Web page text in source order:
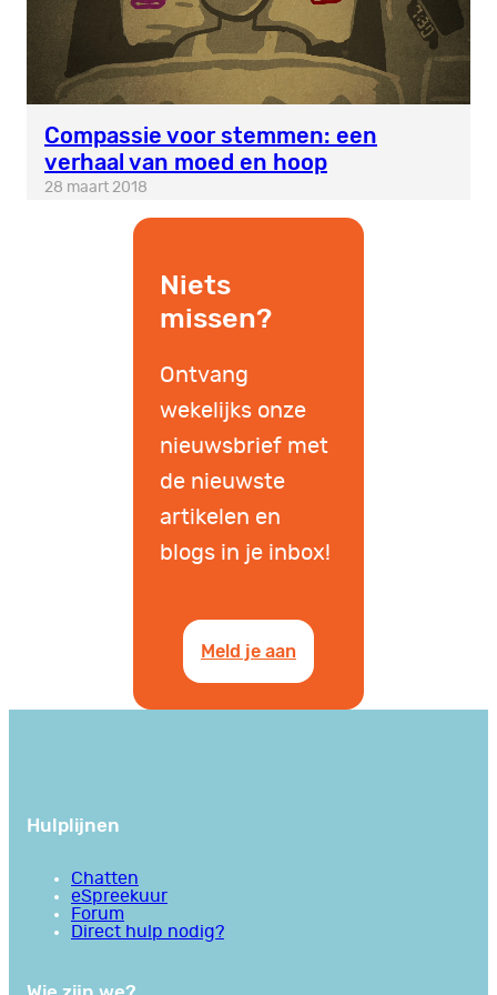
Compassie voor stemmen: een
verhaal van moed en hoop
28 maart 2018
Niets
missen?
Ontvang
wekelijks onze
nieuwsbrief met
de nieuwste
artikelen en
blogs in je inbox!
Meld je aan
Hulplijnen
Chatten
eSpreekuur
Forum
Direct hulp nodig?